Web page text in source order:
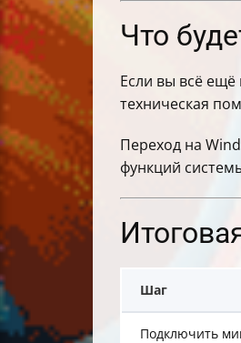
Что
Если вы всё ещё
техническая
Переход на
функций
Шаг
Подключить